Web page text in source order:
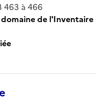
463 à 466
de l'Inventaire